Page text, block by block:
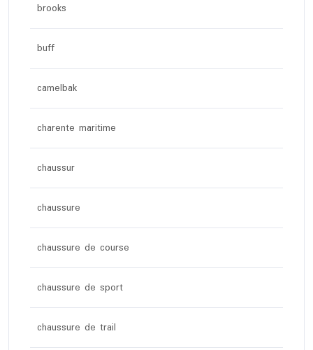
brooks
buff
camelbak
charente maritime
chaussur
chaussure
chaussure de course
chaussure de sport
chaussure de trail